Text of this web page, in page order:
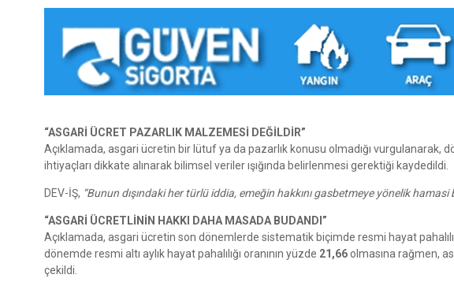
“ASGARİ ÜCRET PAZARLIK MALZEMESİ DEĞİLDİR”
Açıklamada, asgari ücretin bir lütuf ya da pazarlık konusu olmadığı vurgulanarak,
ihtiyaçları dikkate alınarak bilimsel veriler ışığında belirlenmesi gerektiği kaydedildi.
DEV-İŞ, “Bunun dışındaki her türlü iddia, emeğin hakkını gasbetmeye yönelik
“ASGARİ ÜCRETLİNİN HAKKI DAHA MASADA BUDANDI”
Açıklamada, asgari ücretin son dönemlerde sistematik biçimde resmi hayat
dönemde resmi altı aylık hayat pahalılığı oranının yüzde 21,66olmasına rağmen,
çekildi.